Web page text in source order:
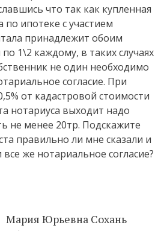
что так как купленная
по ипотеке с участием
принадлежит обоим
по 1\2 каждому, в таких случаях
не один необходимо
согласие. При
от кадастровой стоимости
нотариуса выходит надо
не менее 20тр. Подскажите
правильно ли мне сказали и
же нотариальное согласие?
Мария Юрьевна Сохань